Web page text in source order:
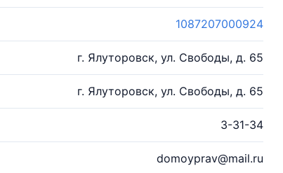
1087207000924
г. Ялуторовск, ул. Свободы, д. 65
г. Ялуторовск, ул. Свободы, д. 65
3-31-34
domoyprav@mail.ru